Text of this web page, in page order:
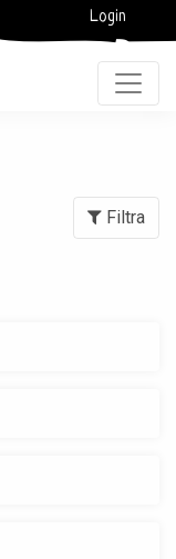
Login
Filtra